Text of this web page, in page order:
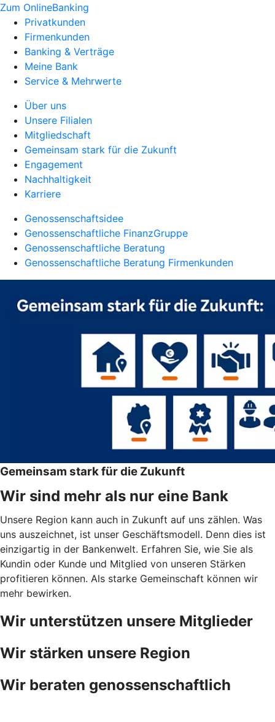
Zum OnlineBanking
Privatkunden
Firmenkunden
Banking & Verträge
Meine Bank
Service & Mehrwerte
Über uns
Unsere Filialen
Mitgliedschaft
Gemeinsam stark für die Zukunft
Engagement
Nachhaltigkeit
Karriere
Genossenschaftsidee
Genossenschaftliche FinanzGruppe
Genossenschaftliche Beratung
Genossenschaftliche Beratung Firmenkunden
Gemeinsam stark für die Zukunft
Wir sind mehr als nur eine Bank
Unsere Region kann auch in Zukunft auf uns zählen. Was
uns auszeichnet, ist unser Geschäftsmodell. Denn dies ist
einzigartig in der Bankenwelt. Erfahren Sie, wie Sie als
Kundin oder Kunde und Mitglied von unseren Stärken
profitieren können. Als starke Gemeinschaft können wir
mehr bewirken.
Wir unterstützen unsere Mitglieder
Wir stärken unsere Region
Wir beraten genossenschaftlich